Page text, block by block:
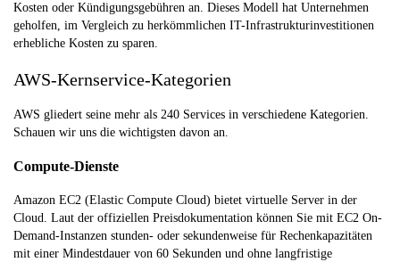
Kosten oder Kündigungsgebühren an. Dieses Modell hat Unternehmen
geholfen, im Vergleich zu herkömmlichen IT-Infrastrukturinvestitionen
erhebliche Kosten zu sparen.
AWS-Kernservice-Kategorien
AWS gliedert seine mehr als 240 Services in verschiedene Kategorien.
Schauen wir uns die wichtigsten davon an.
Compute-Dienste
Amazon EC2 (Elastic Compute Cloud) bietet virtuelle Server in der
Cloud. Laut der offiziellen Preisdokumentation können Sie mit EC2 On-
Demand-Instanzen stunden- oder sekundenweise für Rechenkapazitäten
mit einer Mindestdauer von 60 Sekunden und ohne langfristige